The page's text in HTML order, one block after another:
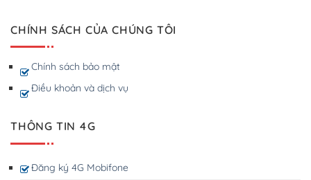
CHÍNH SÁCH CỦA CHÚNG TÔI
Chính sách bảo mật
Điều khoản và dịch vụ
THÔNG TIN 4G
Đăng ký 4G Mobifone